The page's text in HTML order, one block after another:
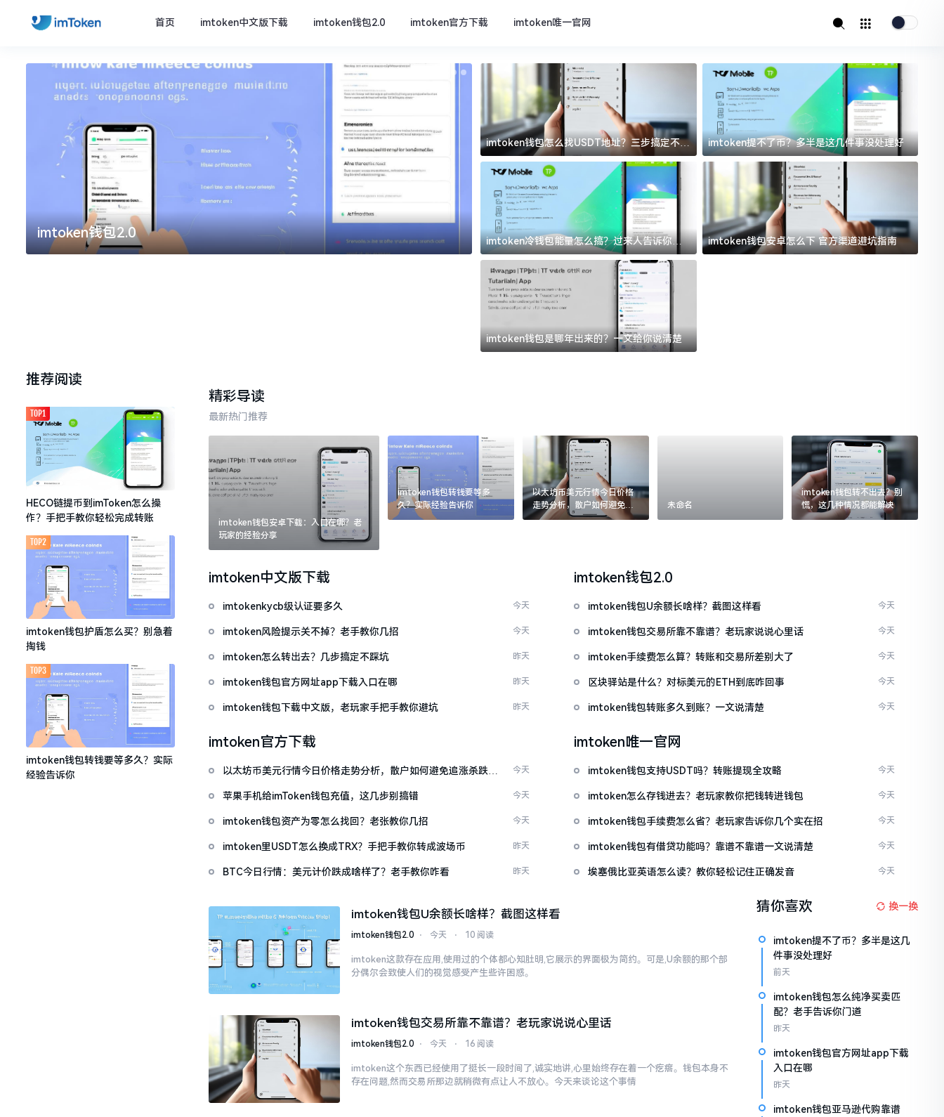
首页 imtoken中文版下载 imtoken钱包2.0 imtoken官方下载 imtoken唯一官网
imtoken钱包2.0 imtoken官方下载
imtoken钱包怎么找USDT地址？三步搞定不踩
坑
imtoken提不了币？多半是这几件事没处理好
imtoken冷钱包能量怎么搞？过来人告诉你门
道
imtoken钱包安卓怎么下 官方渠道避坑指南
imtoken钱包是哪年出来的？一文给你说清楚
推荐阅读
HECO链提币到imToken怎么操
作？手把手教你轻松完成转账
TOP1
imtoken钱包护盾怎么买？别急着
掏钱
TOP2
imtoken钱包转钱要等多久？实际
经验告诉你
TOP3
精彩导读
最新热门推荐
imtoken钱包安卓下载：入口在哪？老
玩家的经验分享
imtoken钱包转钱要等多
久？实际经验告诉你
以太坊币美元行情今日价格
走势分析，散户如何避免追
涨杀跌被套牢
未命名
imtoken钱包转不出去？别
慌，这几种情况都能解决
imtoken中文版下载
imtokenkycb级认证要多久 今天
imtoken风险提示关不掉？老手教你几招 今天
imtoken怎么转出去？几步搞定不踩坑 昨天
imtoken钱包官方网址app下载入口在哪 昨天
imtoken钱包下载中文版，老玩家手把手教你避坑 昨天
imtoken钱包2.0
imtoken钱包U余额长啥样？截图这样看 今天
imtoken钱包交易所靠不靠谱？老玩家说说心里话 今天
imtoken手续费怎么算？转账和交易所差别大了 今天
区块驿站是什么？对标美元的ETH到底咋回事 今天
imtoken钱包转账多久到账？一文说清楚 今天
imtoken官方下载
以太坊币美元行情今日价格走势分析，散户如何避免追涨杀跌被
今天
苹果手机给imToken钱包充值，这几步别搞错 今天
imtoken钱包资产为零怎么找回？老张教你几招 今天
imtoken里USDT怎么换成TRX？手把手教你转成波场币 昨天
BTC今日行情：美元计价跌成啥样了？老手教你咋看 昨天
imtoken唯一官网
imtoken钱包支持USDT吗？转账提现全攻略 今天
imtoken怎么存钱进去？老玩家教你把钱转进钱包 今天
imtoken钱包手续费怎么省？老玩家告诉你几个实在招 今天
imtoken钱包有借贷功能吗？靠谱不靠谱一文说清楚 今天
埃塞俄比亚英语怎么读？教你轻松记住正确发音 今天
imtoken钱包U余额长啥样？截图这样看
imtoken钱包2.0 ⋅ 今天 ⋅ 10 阅读
imtoken这款存在应用,使用过的个体都心知肚明,它展示的界面极为简约。可是,U余额的那个部
分偶尔会致使人们的视觉感受产生些许困惑。
imtoken钱包交易所靠不靠谱？老玩家说说心里话
imtoken钱包2.0 ⋅ 今天 ⋅ 16 阅读
imtoken这个东西已经使用了挺长一段时间了,诚实地讲,心里始终存在着一个疙瘩。钱包本身不
存在问题,然而交易所那边就稍微有点让人不放心。今天来谈论这个事情
猜你喜欢 换一换
imtoken提不了币？多半是这几
件事没处理好
前天
imtoken钱包怎么纯净买卖匹
配？老手告诉你门道
昨天
imtoken钱包官方网址app下载
入口在哪
昨天
imtoken钱包亚马逊代购靠谱